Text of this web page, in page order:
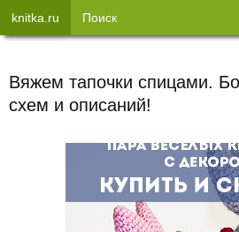
Вяжем тапочки спицами.
схем и описаний!
knitka.ru Поиск